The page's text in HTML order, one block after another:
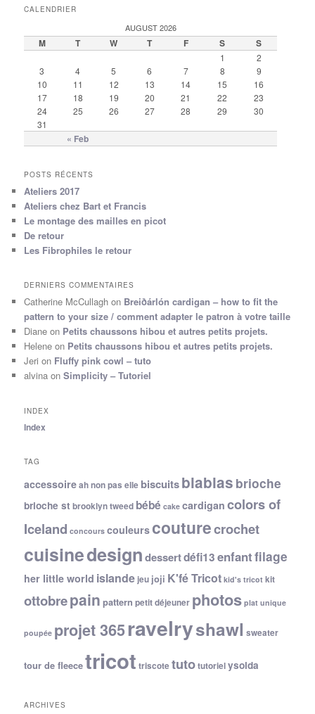
CALENDRIER
AUGUST 2026
M T W T F S S
« Feb
1
2
3
4 5 6 7 8
9
10
11 12 13 14 15
16
17
18 19 20 21 22
23
24
25 26 27 28 29
30
31
POSTS RÉCENTS
Ateliers 2017
Ateliers chez Bart et Francis
Le montage des mailles en picot
De retour
Les Fibrophiles le retour
DERNIERS COMMENTAIRES
Catherine McCullagh on Breiðárlón cardigan – how to fit the
pattern to your size / comment adapter le patron à votre taille
Diane on Petits chaussons hibou et autres petits projets.
Helene on Petits chaussons hibou et autres petits projets.
Jeri on Fluffy pink cowl – tuto
alvina onSimplicity – Tutoriel
INDEX
Index
TAG
accessoireah non pas elle biscuitsblablas brioche
brioche st brooklyn tweed bébé cake cardigan colors of
Iceland concours couleurscouturecrochet
cuisinedesigndessertdéfi13enfantfilage
her little world islande jeu joji K'fé Tricot kid's tricot kit
ottobrepain pattern petit déjeuner photos plat unique
poupée projet 365ravelryshawl sweater
tour de fleecetricot triscote tutotutorielysolda
ARCHIVES